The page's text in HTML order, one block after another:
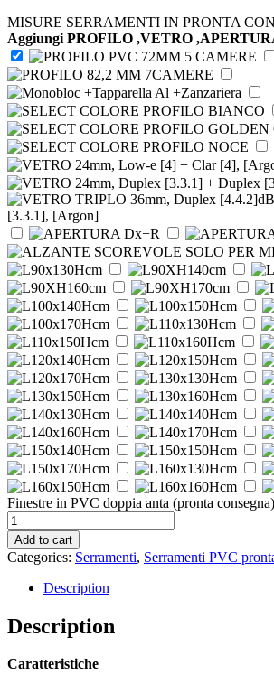
MISURE SERRAMENTI IN PRONTA
Aggiungi PROFILO ,VETRO
Finestre in PVC doppia anta (pronta
Add to cart
Categories: Serramenti, Serramenti PVC
Description
Description
Caratteristiche